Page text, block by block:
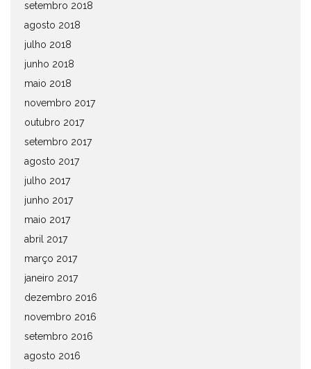
setembro 2018
agosto 2018
julho 2018
junho 2018
maio 2018
novembro 2017
outubro 2017
setembro 2017
agosto 2017
julho 2017
junho 2017
maio 2017
abril 2017
março 2017
janeiro 2017
dezembro 2016
novembro 2016
setembro 2016
agosto 2016